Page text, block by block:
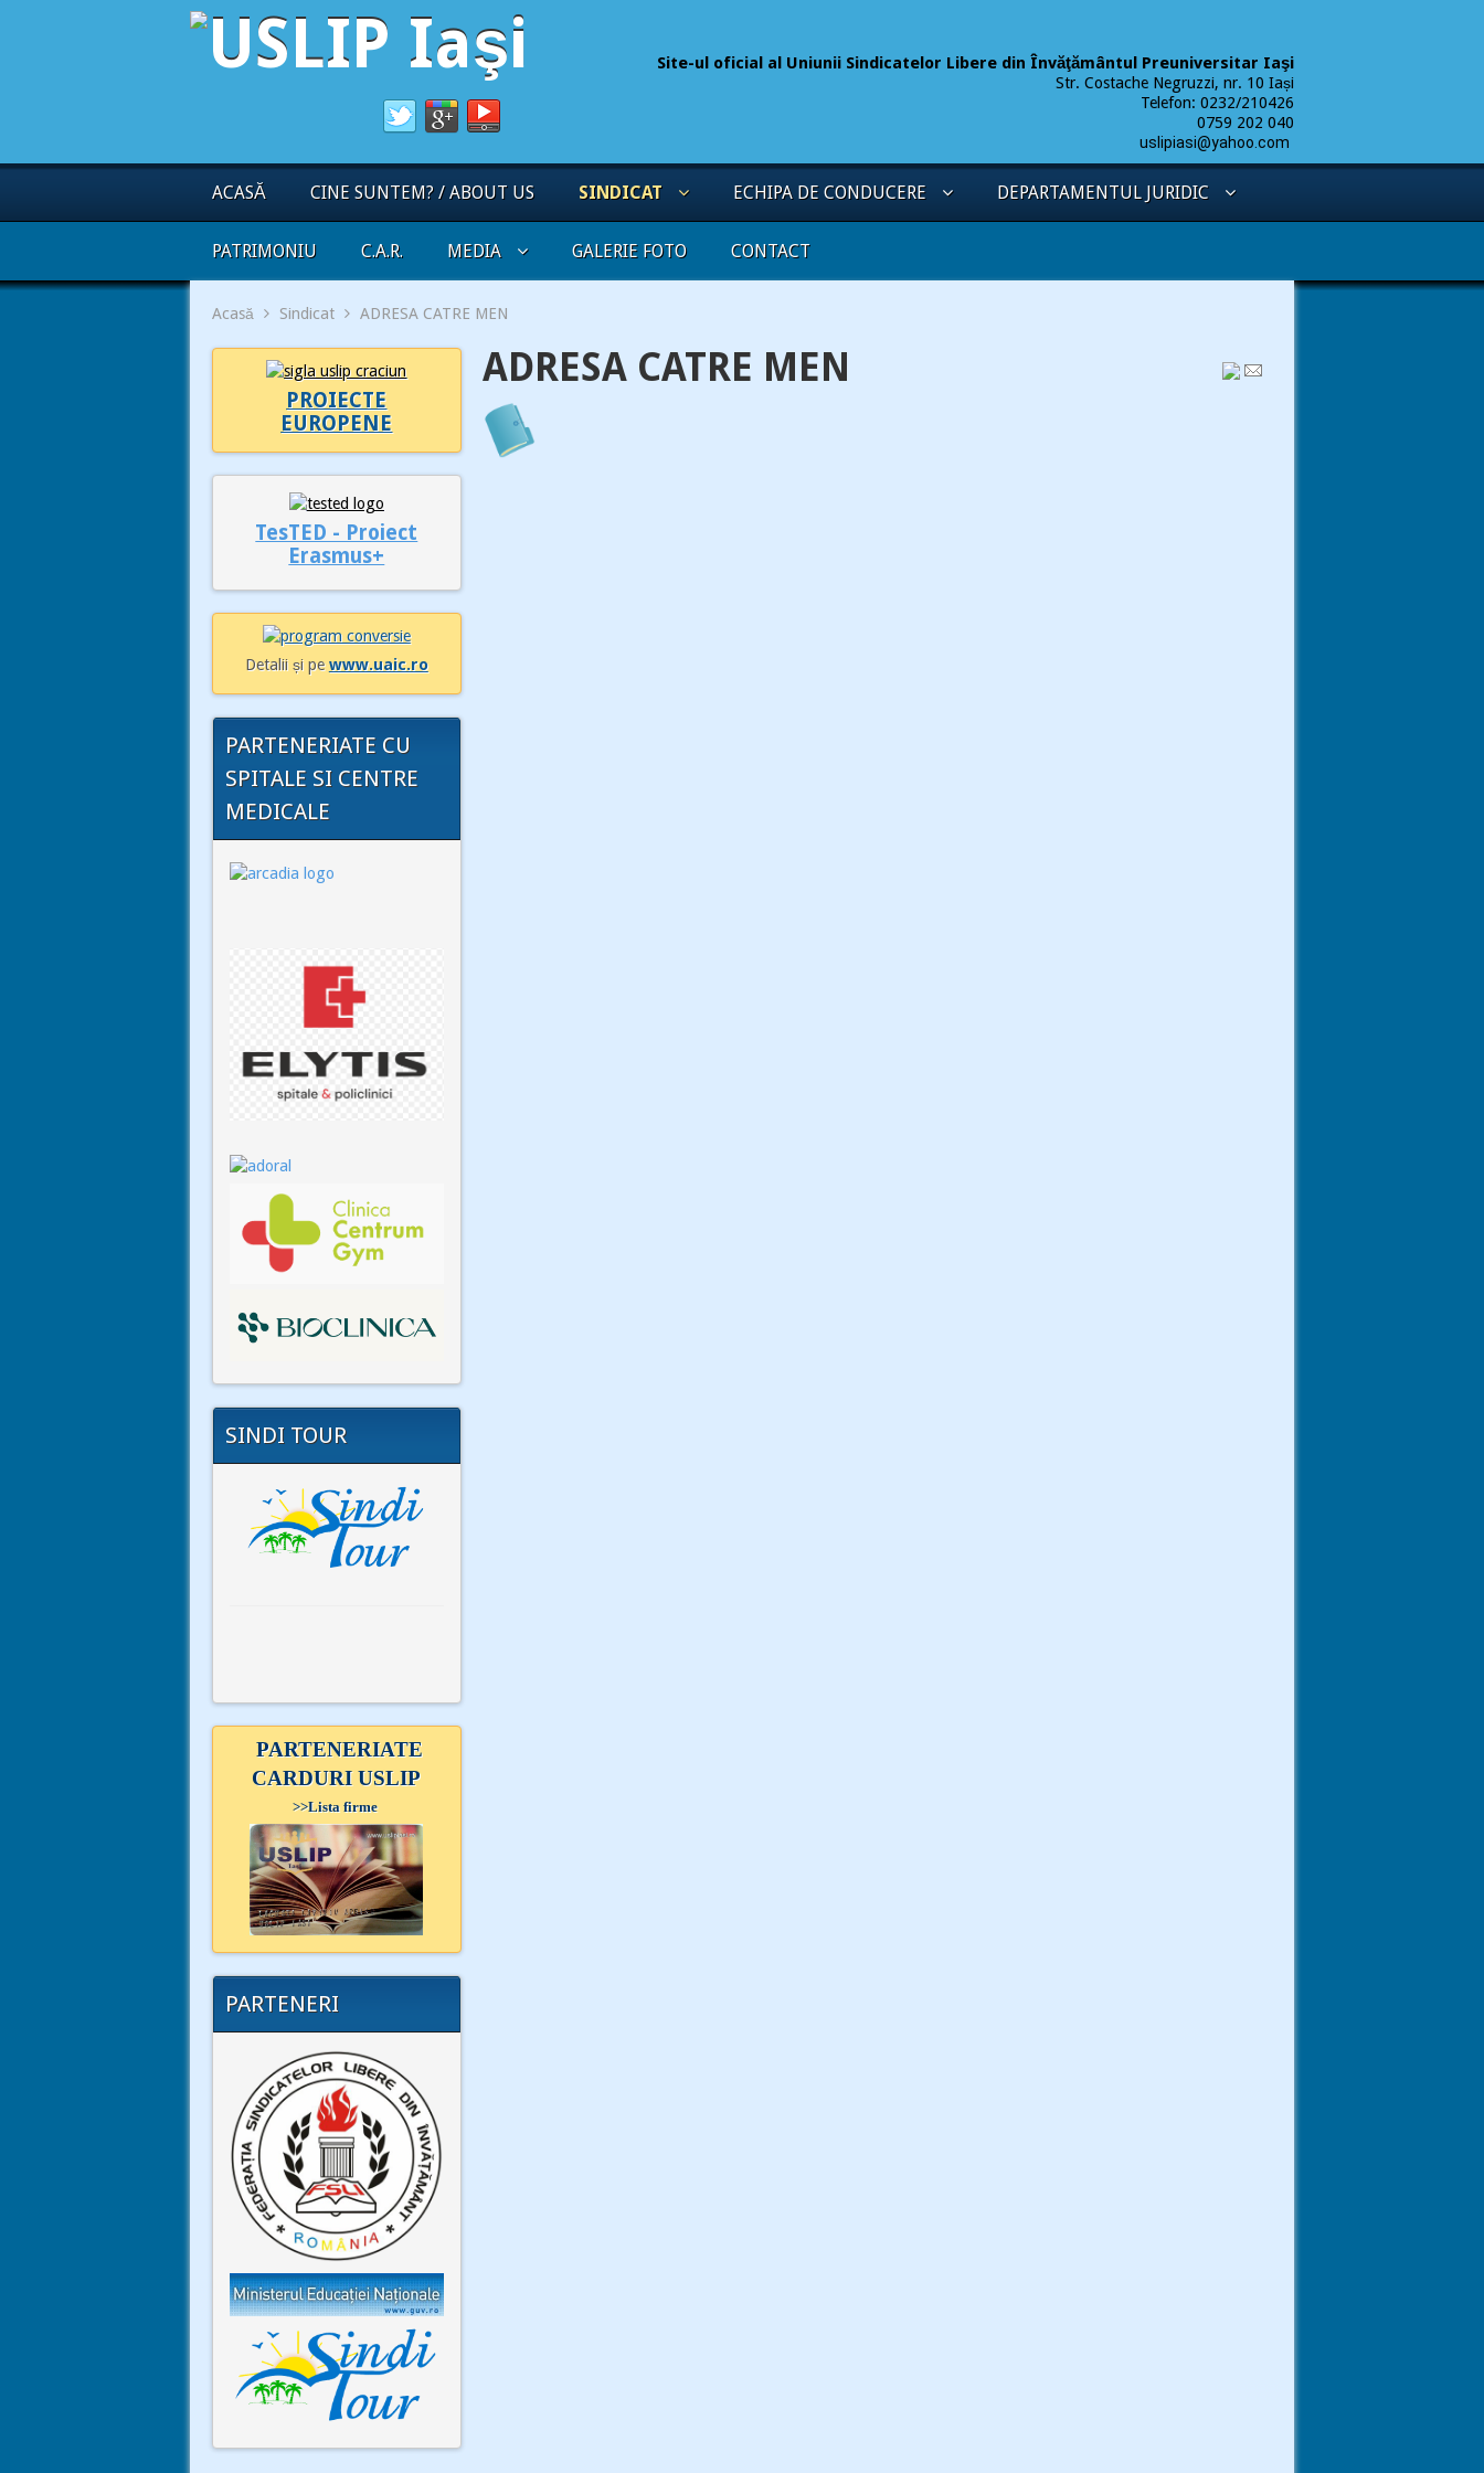
Site-ul oficial al Uniunii Sindicatelor Libere din Învăţământul Preuniversitar Iaşi
Str. Costache Negruzzi, nr. 10 Iași
Telefon: 0232/210426
0759 202 040
uslipiasi@yahoo.com
ACASĂ CINE SUNTEM? / ABOUT US SINDICAT ECHIPA DE CONDUCERE DEPARTAMENTUL JURIDIC
PATRIMONIU C.A.R. MEDIA GALERIE FOTO CONTACT
Acasă Sindicat ADRESA CATRE MEN
PROIECTE
EUROPENE
TesTED - Proiect
Erasmus+
Detalii și pewww.uaic.ro
PARTENERIATE CU
SPITALE SI CENTRE
MEDICALE
SINDI TOUR
PARTENERIATE
CARDURI USLIP
>>Lista firme
PARTENERI
ADRESA CATRE MEN